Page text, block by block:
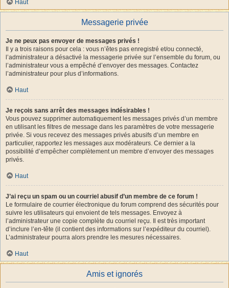
Haut
Messagerie privée
Je ne peux pas envoyer de messages privés !
Il y a trois raisons pour cela : vous n’êtes pas enregistré et/ou connecté,
l’administrateur a désactivé la messagerie privée sur l’ensemble du forum, ou
l’administrateur vous a empêché d’envoyer des messages. Contactez
l’administrateur pour plus d’informations.
Haut
Je reçois sans arrêt des messages indésirables !
Vous pouvez supprimer automatiquement les messages privés d’un membre
en utilisant les filtres de message dans les paramètres de votre messagerie
privée. Si vous recevez des messages privés abusifs d’un membre en
particulier, rapportez les messages aux modérateurs. Ce dernier a la
possibilité d’empêcher complètement un membre d’envoyer des messages
privés.
Haut
J’ai reçu un spam ou un courriel abusif d’un membre de ce forum !
Le formulaire de courrier électronique du forum comprend des sécurités pour
suivre les utilisateurs qui envoient de tels messages. Envoyez à
l’administrateur une copie complète du courriel reçu. Il est très important
d’inclure l’en-tête (il contient des informations sur l’expéditeur du courriel).
L’administrateur pourra alors prendre les mesures nécessaires.
Haut
Amis et ignorés